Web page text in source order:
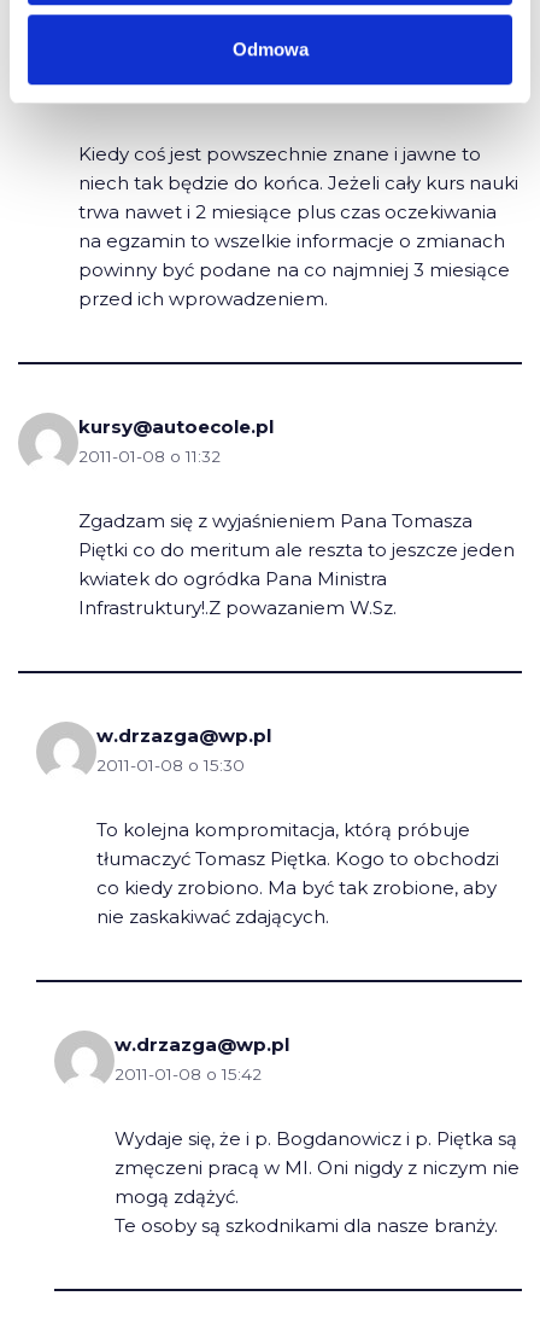
Odmowa
2011-01-07 o 21:12
Kiedy coś jest powszechnie znane i jawne to
niech tak będzie do końca. Jeżeli cały kurs nauki
trwa nawet i 2 miesiące plus czas oczekiwania
na egzamin to wszelkie informacje o zmianach
powinny być podane na co najmniej 3 miesiące
przed ich wprowadzeniem.
kursy@autoecole.pl
2011-01-08 o 11:32
Zgadzam się z wyjaśnieniem Pana Tomasza
Piętki co do meritum ale reszta to jeszcze jeden
kwiatek do ogródka Pana Ministra
Infrastruktury!.Z powazaniem W.Sz.
w.drzazga@wp.pl
2011-01-08 o 15:30
To kolejna kompromitacja, którą próbuje
tłumaczyć Tomasz Piętka. Kogo to obchodzi
co kiedy zrobiono. Ma być tak zrobione, aby
nie zaskakiwać zdających.
w.drzazga@wp.pl
2011-01-08 o 15:42
Wydaje się, że i p. Bogdanowicz i p. Piętka są
zmęczeni pracą w MI. Oni nigdy z niczym nie
mogą zdążyć.
Te osoby są szkodnikami dla nasze branży.